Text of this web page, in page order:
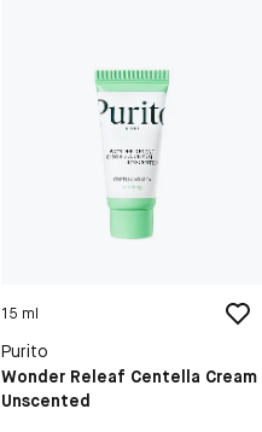
15 ml
Purito
Wonder Releaf Centella Cream
Unscented